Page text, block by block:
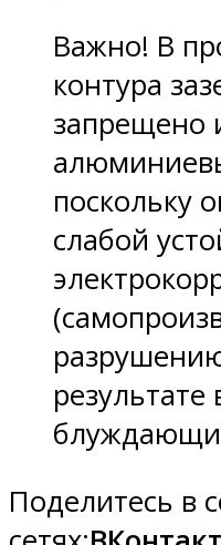
Важно! В
контура
запрещено
поскольку
слабой
результате
Поделитесь в